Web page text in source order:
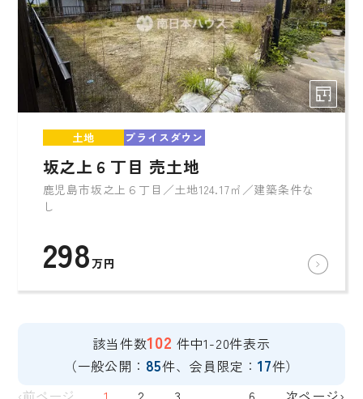
土地 プライスダウン
坂之上６丁目 売土地
鹿児島市坂之上６丁目／土地124.17㎡／建築条件な
し
298万円
該当件数102 件中1-20件表示
（一般公開： 85件、会員限定： 17件）